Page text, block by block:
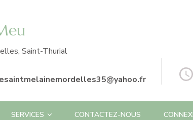
Saint-Thurial
SERVICES CONTACTEZ-NOUS